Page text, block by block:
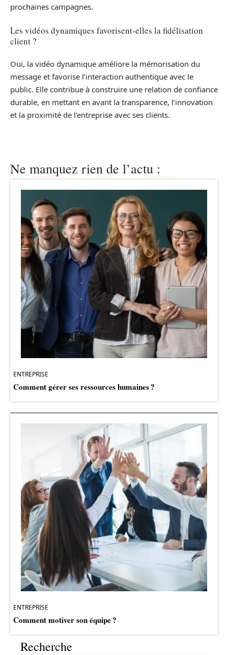
prochaines campagnes.
Les vidéos dynamiques favorisent-elles la fidélisation
client ?
Oui, la vidéo dynamique améliore la mémorisation du
message et favorise l’interaction authentique avec le
public. Elle contribue à construire une relation de confiance
durable, en mettant en avant la transparence, l’innovation
et la proximité de l’entreprise avec ses clients.
Ne manquez rien de l’actu :
ENTREPRISE
Comment gérer ses ressources humaines ?
ENTREPRISE
Comment motiver son équipe ?
Recherche